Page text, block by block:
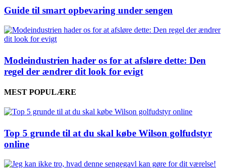
Guide til smart opbevaring under sengen
Modeindustrien hader os for at afsløre dette: Den
regel der ændrer dit look for evigt
MEST POPULÆRE
Top 5 grunde til at du skal købe Wilson golfudstyr
online